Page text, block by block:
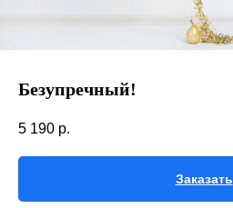
Безупречный!
5 190 р.
Заказать